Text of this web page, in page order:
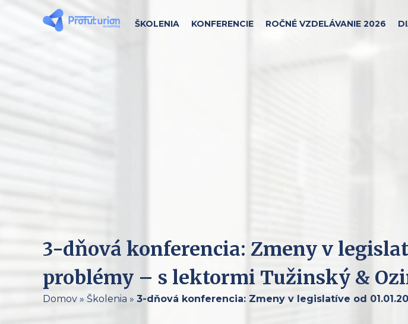
ŠKOLENIA KONFERENCIE ROČNÉ VZDELÁVANIE 2026
3-dňová konferencia: Zmeny v
problémy – s lektormi Tužinský &
Domov » Školenia » 3-dňová konferencia: Zmeny v legislatíve od